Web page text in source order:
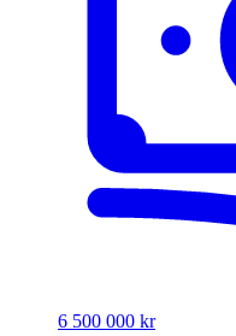
6 500 000 kr